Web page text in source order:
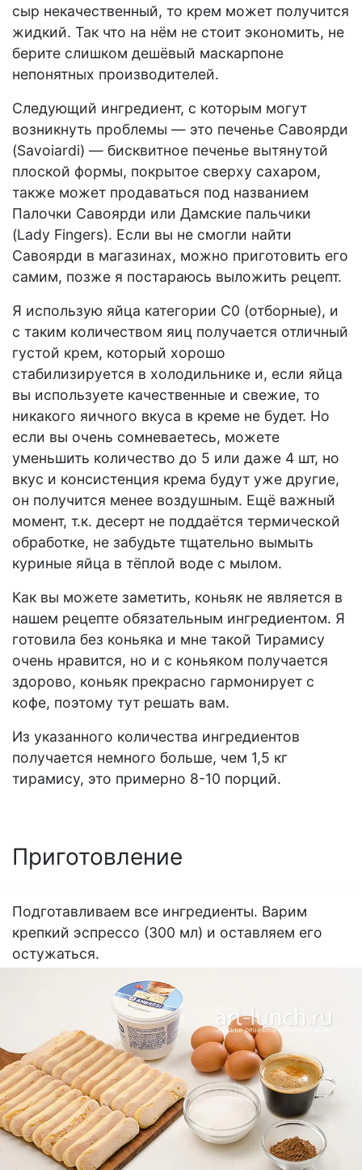
сыр некачественный, то крем может получится
жидкий. Так что на нём не стоит экономить, не
берите слишком дешёвый маскарпоне
непонятных производителей.
Следующий ингредиент, с которым могут
возникнуть проблемы — это печенье Савоярди
(Savoiardi) — бисквитное печенье вытянутой
плоской формы, покрытое сверху сахаром,
также может продаваться под названием
Палочки Савоярди или Дамские пальчики
(Lady Fingers). Если вы не смогли найти
Савоярди в магазинах, можно приготовить его
самим, позже я постараюсь выложить рецепт.
Я использую яйца категории С0 (отборные), и
с таким количеством яиц получается отличный
густой крем, который хорошо
стабилизируется в холодильнике и, если яйца
вы используете качественные и свежие, то
никакого яичного вкуса в креме не будет. Но
если вы очень сомневаетесь, можете
уменьшить количество до 5 или даже 4 шт, но
вкус и консистенция крема будут уже другие,
он получится менее воздушным. Ещё важный
момент, т.к. десерт не поддаётся термической
обработке, не забудьте тщательно вымыть
куриные яйца в тёплой воде с мылом.
Как вы можете заметить, коньяк не является в
нашем рецепте обязательным ингредиентом. Я
готовила без коньяка и мне такой Тирамису
очень нравится, но и с коньяком получается
здорово, коньяк прекрасно гармонирует с
кофе, поэтому тут решать вам.
Из указанного количества ингредиентов
получается немного больше, чем 1,5 кг
тирамису, это примерно 8-10 порций.
Приготовление
Подготавливаем все ингредиенты. Варим
крепкий эспрессо (300 мл) и оставляем его
остужаться.